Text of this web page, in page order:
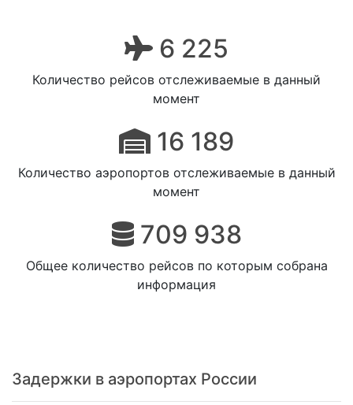
6 225
Количество рейсов отслеживаемые в данный
момент
16 189
Количество аэропортов отслеживаемые в данный
момент
709 938
Общее количество рейсов по которым собрана
информация
Задержки в аэропортах России